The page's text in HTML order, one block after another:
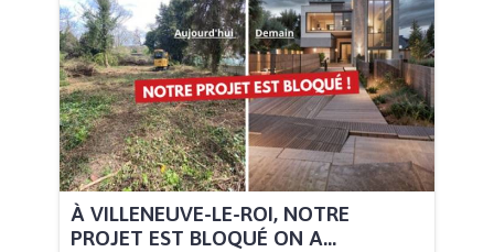
À VILLENEUVE-LE-ROI, NOTRE
PROJET EST BLOQUÉ ON A...